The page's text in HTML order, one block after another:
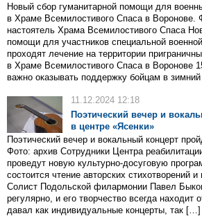
Новый сбор гуманитарной помощи для
в Храме Всемилостивого Спаса в Воронове.
настоятель Храма Всемилостивого Спаса
помощи для участников специальной
проходят лечение на территории
в Храме Всемилостивого Спаса в Воронове
важно оказывать поддержку бойцам в
11.12.2024 12:18
Поэтический вечер и
в центре «Ясенки»
Поэтический вечер и вокальный концерт
Фото: архив Сотрудники Центра
проведут новую культурно-досуговую
состоится чтение авторских стихотворений
Солист Подольской филармонии Павел
регулярно, и его творчество всегда
давал как индивидуальные концерты, так […]